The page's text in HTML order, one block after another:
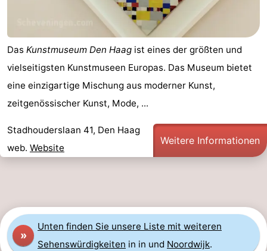
Das Kunstmuseum Den Haag ist eines der größten und
vielseitigsten Kunstmuseen Europas. Das Museum bietet
eine einzigartige Mischung aus moderner Kunst,
zeitgenössischer Kunst, Mode, ...
Stadhouderslaan 41, Den Haag
web. Website
Weitere Informationen
»
Unten finden Sie unsere Liste mit weiteren
Sehenswürdigkeiten in in und Noordwijk.